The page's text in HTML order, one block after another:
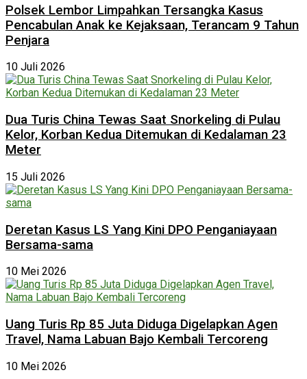
Polsek Lembor Limpahkan Tersangka Kasus
Pencabulan Anak ke Kejaksaan, Terancam 9 Tahun
Penjara
10 Juli 2026
Dua Turis China Tewas Saat Snorkeling di Pulau
Kelor, Korban Kedua Ditemukan di Kedalaman 23
Meter
15 Juli 2026
Deretan Kasus LS Yang Kini DPO Penganiayaan
Bersama-sama
10 Mei 2026
Uang Turis Rp 85 Juta Diduga Digelapkan Agen
Travel, Nama Labuan Bajo Kembali Tercoreng
10 Mei 2026